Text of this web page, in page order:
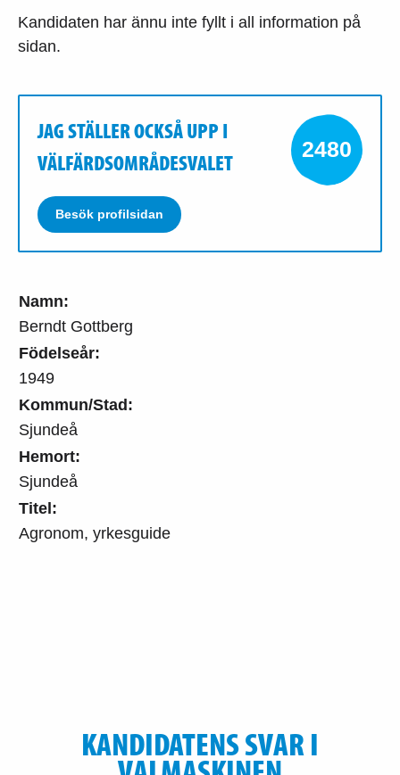
Namn:
Berndt Gottberg
Födelseår:
1949
Kommun/Stad:
Sjundeå
Hemort:
Sjundeå
Titel:
Agronom, yrkesguide
Kandidaten har ännu inte fyllt i all information på
sidan.
JAG STÄLLER OCKSÅ UPP I
VÄLFÄRDSOMRÅDESVALET
Besök profilsidan
2480
KANDIDATENS SVAR I